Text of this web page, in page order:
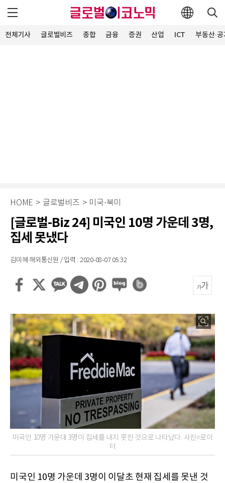
전체기사 글로벌비즈 종합 금융 증권 산업 ICT 부동산·
HOME > 글로벌비즈 > 미국·북미
[글로벌-Biz 24] 미국인 10명 가운데 3명,
집세 못냈다
김미혜 해외통신원 / 입력 : 2020-08-07 05:32
미국인 10명 가운데 3명이 집세를 내지 못한 것으로 나타났다. 사진=로이
터
미국인 10명 가운데 3명이 이달초 현재 집세를 못낸 것